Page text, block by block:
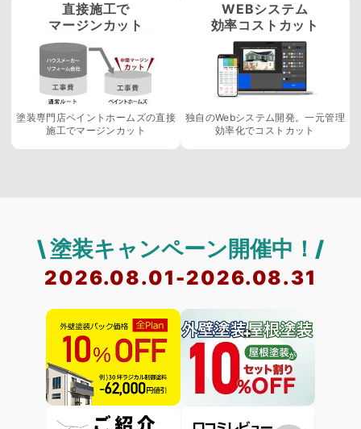
直接施工で
マージンカット
塗装専門店ペイントホームズの直接
施工でマージンカット
WEBシステム
効率コストカット
独自のWebシステム開発。一元管理
効率化でコストカット
\ 塗装キャンペーン開催中！/
2026.08.01-2026.08.31